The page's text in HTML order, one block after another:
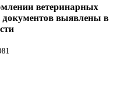
ветеринарных
документов выявлены в